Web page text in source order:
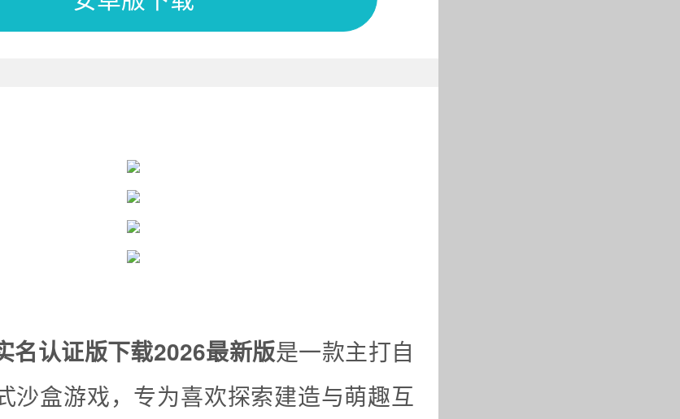
名认证版下载2026最新版是一款主打自
沙盒游戏，专为喜欢探索建造与萌趣互